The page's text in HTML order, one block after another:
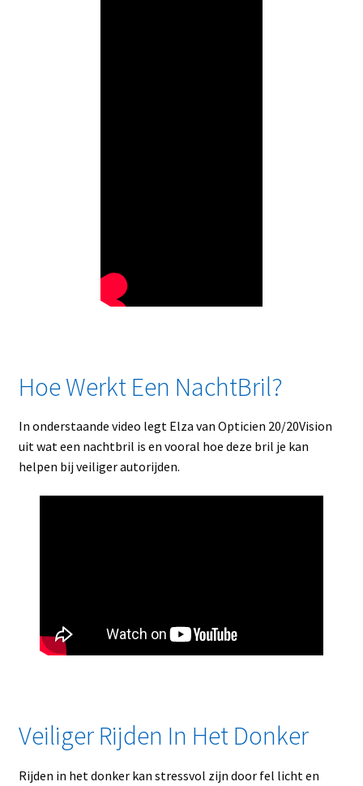
Hoe Werkt Een NachtBril?
In onderstaande video legt Elza van Opticien 20/20Vision
uit wat een nachtbril is en vooral hoe deze bril je kan
helpen bij veiliger autorijden.
Veiliger Rijden In Het Donker
Rijden in het donker kan stressvol zijn door fel licht en